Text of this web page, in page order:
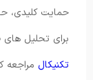
حمایت کلیدی،
برای تحلیل
تکنیکال مراجعه